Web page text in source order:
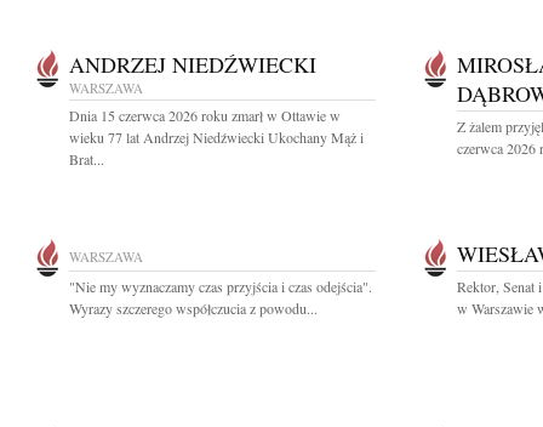
ANDRZEJ NIEDŹWIECKI
WARSZAWA
Dnia 15 czerwca 2026 roku zmarł w Ottawie w
wieku 77 lat Andrzej Niedźwiecki Ukochany Mąż i
Brat...
Z żalem
czerwca 2026
WARSZAWA
"Nie my wyznaczamy czas przyjścia i czas odejścia".
Wyrazy szczerego współczucia z powodu...
Rektor, Senat
w Warszawie